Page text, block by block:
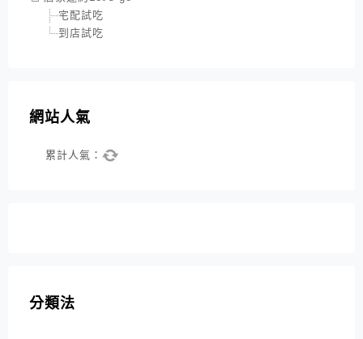
宅配試吃
到店試吃
網站人氣
累計人氣：
分類法